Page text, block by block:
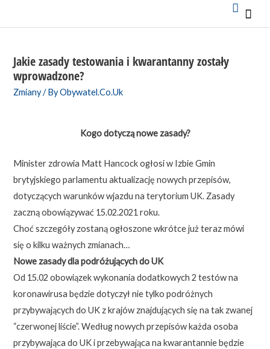
Jakie zasady testowania i kwarantanny zostały
wprowadzone?
Zmiany/ ByObywatel.Co.Uk
Kogo dotyczą nowe zasady?
Minister zdrowia Matt Hancock ogłosi w Izbie Gmin
brytyjskiego parlamentu aktualizację nowych przepisów,
dotyczących warunków wjazdu na terytorium UK. Zasady
zaczną obowiązywać 15.02.2021 roku.
Choć szczegóły zostaną ogłoszone wkrótce już teraz mówi
się o kilku ważnych zmianach…
Nowe zasady dla podróżujących do UK
Od 15.02 obowiązek wykonania dodatkowych 2 testów na
koronawirusa będzie dotyczył nie tylko podróżnych
przybywających do UK z krajów znajdujących się na tak zwanej
“czerwonej liście”. Według nowych przepisów każda osoba
przybywająca do UK i przebywająca na kwarantannie będzie